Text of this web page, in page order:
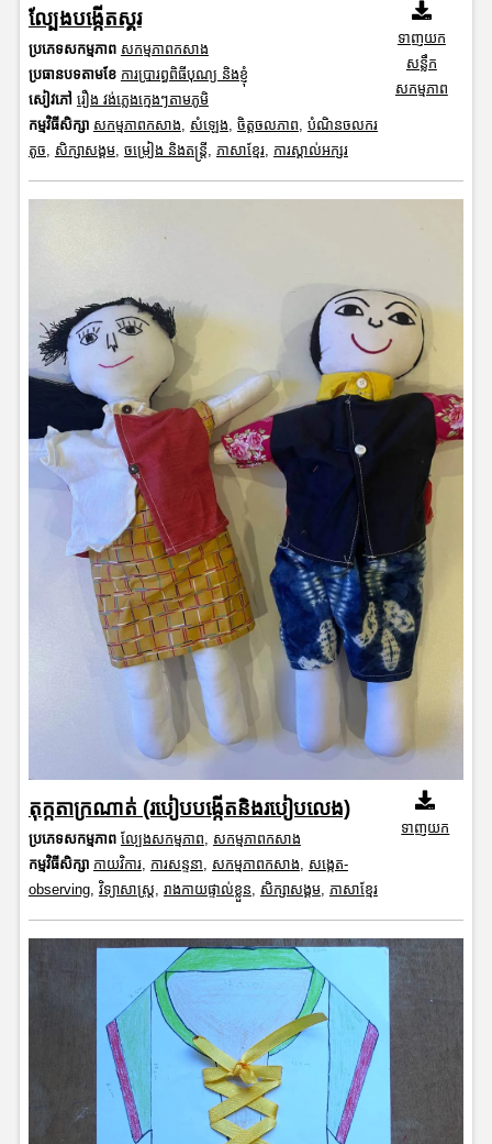
ល្បែងបង្កើតស្គរ
ប្រភេទសកម្មភាព សកម្មភាពកសាង
ប្រធានបទតាមខែ ការប្រារព្ធពិធីបុណ្យ និងខ្ញុំ
សៀវភៅ រឿង វង់ភ្លេងក្មេងៗតាមភូមិ
កម្មវិធីសិក្សា សកម្មភាពកសាង សំឡេង ចិត្តចលភាព បំណិនចលករ
តូច
សិក្សាសង្គម, ចម្រៀង និងតន្ត្រី ភាសាខ្មែរ, ការស្គាល់អក្សរ
ទាញយក
សន្លឹក
សកម្មភាព
តុក្កតាក្រណាត់ (របៀបបង្កើតនិងរបៀបលេង)
ប្រភេទសកម្មភាព ល្បែងសកម្មភាព
សកម្មភាពកសាង
កម្មវិធីសិក្សា កាយវិការ, ការសន្ទនា សកម្មភាពកសាង
សង្កេត-
observing, វិទ្យាសាស្រ្ត រាងកាយផ្ទាល់ខ្លួន សិក្សាសង្គម, ភាសាខ្មែរ
ទាញយក